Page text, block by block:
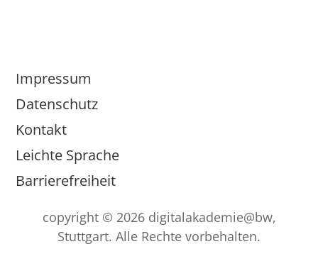
Impressum
Datenschutz
Kontakt
Leichte Sprache
Barrierefreiheit
copyright © 2026 digitalakademie@bw,
Stuttgart. Alle Rechte vorbehalten.